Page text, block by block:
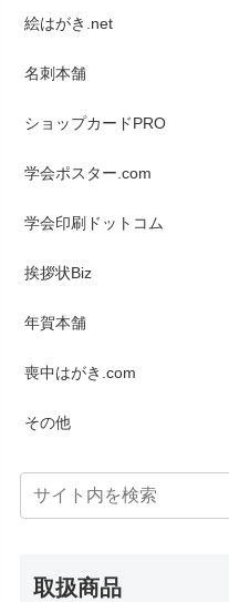
絵はがき.net
名刺本舗
ショップカードPRO
学会ポスター.com
学会印刷ドットコム
挨拶状Biz
年賀本舗
喪中はがき.com
その他
取扱商品